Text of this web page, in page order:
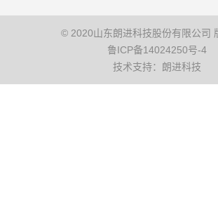
© 2020山东朗进科技股份有限公司
鲁ICP备14024250号-4
技术支持：朗进科技